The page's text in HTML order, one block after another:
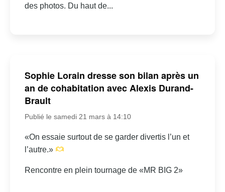
des photos. Du haut de...
Sophie Lorain dresse son bilan après un
an de cohabitation avec Alexis Durand-
Brault
Publié le samedi 21 mars à 14:10
«On essaie surtout de se garder divertis l’un et
l’autre.»
Rencontre en plein tournage de «MR BIG 2»